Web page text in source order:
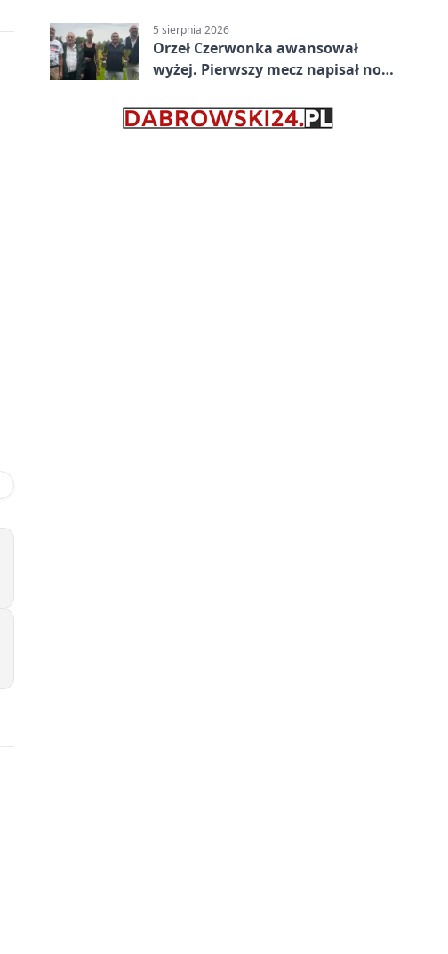
5 sierpnia 2026
Orzeł Czerwonka awansował
wyżej. Pierwszy mecz napisał nowy